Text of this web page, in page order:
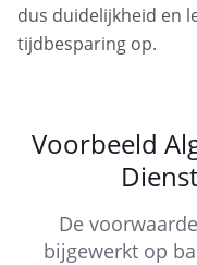
dus duidelijkheid en
tijdbesparing op.
Voorbeeld
De
bijgewerkt op